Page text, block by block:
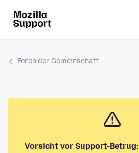
Foren der Gemeinschaft
Vorsicht vor Support-Betrug: